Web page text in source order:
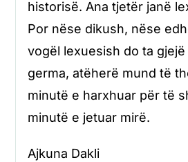
historisë. Ana tjetër janë
Por nëse dikush, nëse
vogël lexuesish do ta
germa, atëherë mund të
minutë e harxhuar për të
minutë e jetuar mirë.
Ajkuna Dakli